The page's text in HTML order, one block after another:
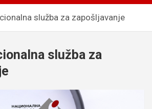
služba za zapošljavanje
služba za